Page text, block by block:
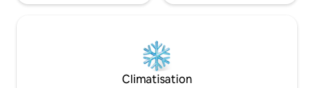
Climatisation